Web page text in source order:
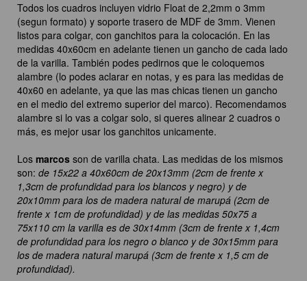
Todos los cuadros incluyen vidrio Float de 2,2mm o 3mm
(segun formato) y soporte trasero de MDF de 3mm. Vienen
listos para colgar, con ganchitos para la colocación. En las
medidas 40x60cm en adelante tienen un gancho de cada lado
de la varilla. También podes pedirnos que le coloquemos
alambre (lo podes aclarar en notas, y es para las medidas de
40x60 en adelante, ya que las mas chicas tienen un gancho
en el medio del extremo superior del marco). Recomendamos
alambre si lo vas a colgar solo, si queres alinear 2 cuadros o
más, es mejor usar los ganchitos unicamente.
Los marcos son de varilla chata. Las medidas de los mismos
son: de 15x22 a 40x60cm de 20x13mm (2cm de frente x
1,3cm de profundidad para los blancos y negro) y de
20x10mm para los de madera natural de marupá (2cm de
frente x 1cm de profundidad) y de las medidas 50x75 a
75x110 cm la varilla es de 30x14mm (3cm de frente x 1,4cm
de profundidad para los negro o blanco y de 30x15mm para
los de madera natural marupá (3cm de frente x 1,5 cm de
profundidad).